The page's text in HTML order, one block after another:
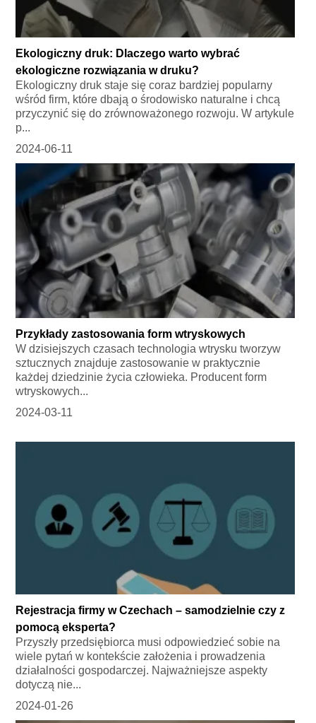
Ekologiczny druk: Dlaczego warto wybrać
ekologiczne rozwiązania w druku?
Ekologiczny druk staje się coraz bardziej popularny
wśród firm, które dbają o środowisko naturalne i chcą
przyczynić się do zrównoważonego rozwoju. W artykule
p...
2024-06-11
Przykłady zastosowania form wtryskowych
W dzisiejszych czasach technologia wtrysku tworzyw
sztucznych znajduje zastosowanie w praktycznie
każdej dziedzinie życia człowieka. Producent form
wtryskowych...
2024-03-11
Rejestracja firmy w Czechach – samodzielnie czy z
pomocą eksperta?
Przyszły przedsiębiorca musi odpowiedzieć sobie na
wiele pytań w kontekście założenia i prowadzenia
działalności gospodarczej. Najważniejsze aspekty
dotyczą nie...
2024-01-26